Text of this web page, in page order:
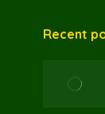
Recent